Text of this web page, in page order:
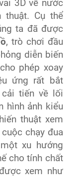
3D về nước
Cụ thể
ta đã được
, trò chơi đầu
diễn biến
phép xoay
ứng rất bắt
tiến về lối
hình ảnh kiểu
thuật xem
chạy đua
xu hướng
cho tính chất
xem như